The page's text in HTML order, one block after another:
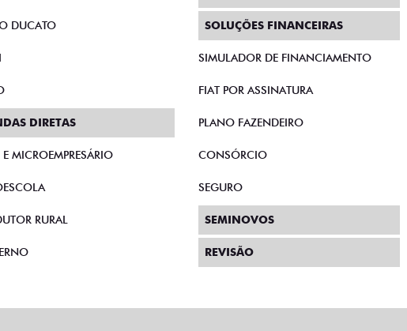
DUCATO
DIRETAS
MICROEMPRESÁRIO
RURAL
SOLUÇÕES FINANCEIRAS
SIMULADOR DE FINANCIAMENTO
FIAT POR ASSINATURA
PLANO FAZENDEIRO
CONSÓRCIO
SEGURO
SEMINOVOS
REVISÃO